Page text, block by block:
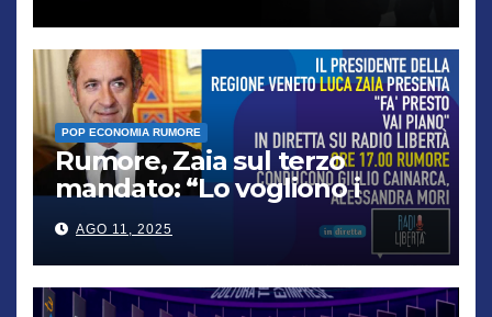
POP ECONOMIA RUMORE
Rumore, Zaia sul terzo
mandato: “Lo vogliono i
cittadini, chi non lo capisce
verrà punito”
AGO 11, 2025